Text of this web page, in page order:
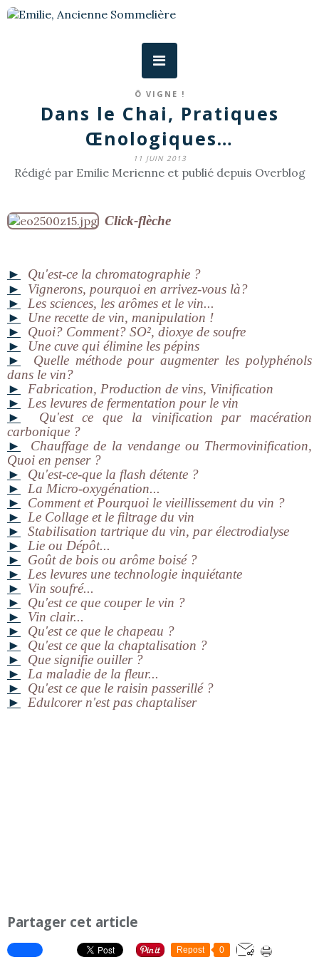
Ô VIGNE !
Dans le Chai, Pratiques
Œnologiques…
11 JUIN 2013
Rédigé par Emilie Merienne et publié depuis Overblog
Click-flèche
►
Qu'est-ce la chromatographie ?
►
Vignerons, pourquoi en arrivez-vous là?
►
Les sciences, les arômes et le vin...
►
Une recette de vin, manipulation !
►
Quoi? Comment? SO², dioxye de soufre
►
Une cuve qui élimine les pépins
►
Quelle méthode pour augmenter les polyphénols
dans le vin?
►
Fabrication, Production de vins, Vinification
►
Les levures de fermentation pour le vin
►
Qu'est ce que la vinification par macération
carbonique ?
►
Chauffage de la vendange ou Thermovinification,
Quoi en penser ?
►
Qu'est-ce-que la flash détente ?
►
La Micro-oxygénation...
►
Comment et Pourquoi le vieillissement du vin ?
►
Le Collage et le filtrage du vin
►
Stabilisation tartrique du vin, par électrodialyse
►
Lie ou Dépôt...
►
Goût de bois ou arôme boisé ?
►
Les levures une technologie inquiétante
►
Vin soufré...
►
Qu'est ce que couper le vin ?
►
Vin clair...
►
Qu'est ce que le chapeau ?
►
Qu'est ce que la chaptalisation ?
►
Que signifie ouiller ?
►
La maladie de la fleur...
►
Qu'est ce que le raisin passerillé ?
►
Edulcorer n'est pas chaptaliser
Partager cet article
Repost 0